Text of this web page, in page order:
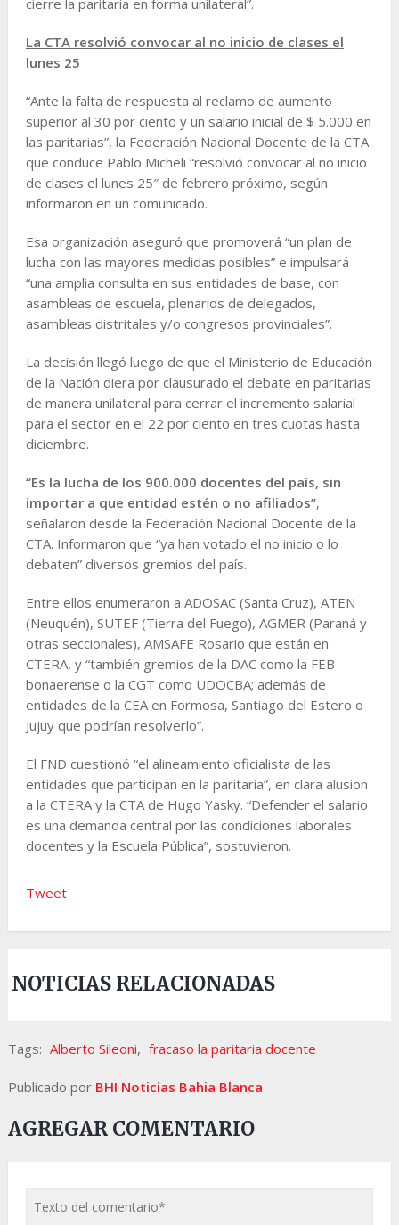
cierre la paritaria en forma unilateral”.
La CTA resolvió convocar al no inicio de clases el
lunes 25
“Ante la falta de respuesta al reclamo de aumento
superior al 30 por ciento y un salario inicial de $ 5.000 en
las paritarias”, la Federación Nacional Docente de la CTA
que conduce Pablo Micheli “resolvió convocar al no inicio
de clases el lunes 25″ de febrero próximo, según
informaron en un comunicado.
Esa organización aseguró que promoverá “un plan de
lucha con las mayores medidas posibles” e impulsará
“una amplia consulta en sus entidades de base, con
asambleas de escuela, plenarios de delegados,
asambleas distritales y/o congresos provinciales”.
La decisión llegó luego de que el Ministerio de Educación
de la Nación diera por clausurado el debate en paritarias
de manera unilateral para cerrar el incremento salarial
para el sector en el 22 por ciento en tres cuotas hasta
diciembre.
“Es la lucha de los 900.000 docentes del país, sin
importar a que entidad estén o no afiliados”,
señalaron desde la Federación Nacional Docente de la
CTA. Informaron que “ya han votado el no inicio o lo
debaten” diversos gremios del país.
Entre ellos enumeraron a ADOSAC (Santa Cruz), ATEN
(Neuquén), SUTEF (Tierra del Fuego), AGMER (Paraná y
otras seccionales), AMSAFE Rosario que están en
CTERA, y “también gremios de la DAC como la FEB
bonaerense o la CGT como UDOCBA; además de
entidades de la CEA en Formosa, Santiago del Estero o
Jujuy que podrían resolverlo”.
El FND cuestionó “el alineamiento oficialista de las
entidades que participan en la paritaria”, en clara alusion
a la CTERA y la CTA de Hugo Yasky. “Defender el salario
es una demanda central por las condiciones laborales
docentes y la Escuela Pública”, sostuvieron.
Tweet
NOTICIAS RELACIONADAS
Tags: Alberto Sileoni, fracaso la paritaria docente
Publicado por BHI Noticias Bahia Blanca
AGREGAR COMENTARIO